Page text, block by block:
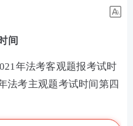
间
年法考客观题报考试时
法考主观题考试时间第四